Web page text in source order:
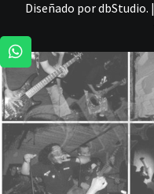
Diseñado por dbStudio. |